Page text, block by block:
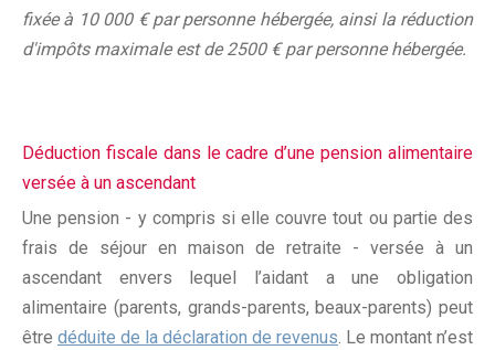
fixée à 10 000 € par personne hébergée, ainsi la réduction
d'impôts maximale est de 2500 € par personne hébergée.
Déduction fiscale dans le cadre d’une pension alimentaire
versée à un ascendant
Une pension - y compris si elle couvre tout ou partie des
frais de séjour en maison de retraite - versée à un
ascendant envers lequel l’aidant a une obligation
alimentaire (parents, grands-parents, beaux-parents) peut
être déduite de la déclaration de revenus. Le montant n’est